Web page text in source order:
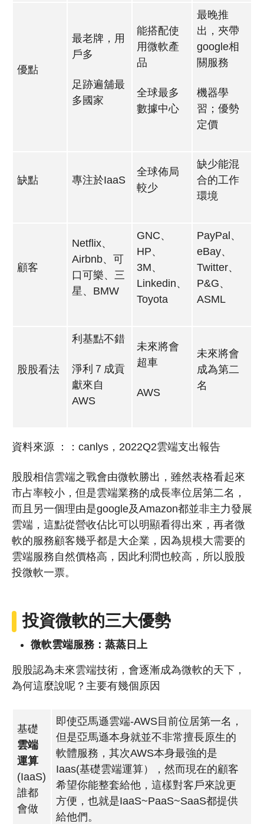
優點
最老牌，用
戶多
足跡遍舖最
多國家
能搭配使
用微軟產
品
全球最多
數據中心
最晚推
出，夾帶
google相
關服務
機器學
習；優勢
定價
缺點 專注於IaaS
全球佈局
較少
缺少能混
合的工作
環境
顧客
Netflix、
Airbnb、可
口可樂、三
星、BMW
GNC、
HP、
3M、
Linkedin、
Toyota
PayPal、
eBay、
Twitter、
P&G、
ASML
股股看法
利基點不錯
淨利７成貢
獻來自
AWS
未來將會
超車
AWS
未來將會
成為第二
名
資料來源 ：：canlys，2022Q2雲端支出報告
股股相信雲端之戰會由微軟勝出，雖然表格看起來
市占率較小，但是雲端業務的成長率位居第二名，
而且另一個理由是google及Amazon都並非主力發展
雲端，這點從營收佔比可以明顯看得出來，再者微
軟的服務顧客幾乎都是大企業，因為規模大需要的
雲端服務自然價格高，因此利潤也較高，所以股股
投微軟一票。
投資微軟的三大優勢
微軟雲端服務：蒸蒸日上
股股認為未來雲端技術，會逐漸成為微軟的天下，
為何這麼說呢？主要有幾個原因
基礎
雲端
運算
(IaaS)
誰都
會做
即使亞馬遜雲端-AWS目前位居第一名，
但是亞馬遜本身就並不非常擅長原生的
軟體服務，其次AWS本身最強的是
Iaas(基礎雲端運算），然而現在的顧客
希望你能整套給他，這樣對客戶來說更
方便，也就是IaaS~PaaS~SaaS都提供
給他們。